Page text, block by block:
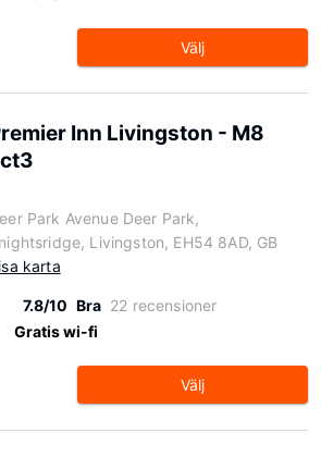
Välj
Inn Livingston - M8
Park Avenue Deer Park,
Livingston, EH54 8AD, GB
karta
7.8/10 Bra 22 recensioner
Gratis wi-fi
Välj